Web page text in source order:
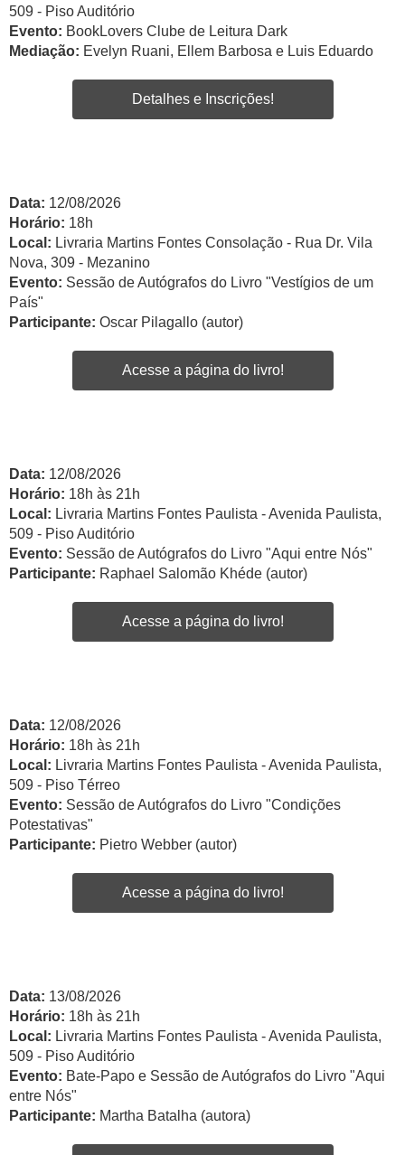
509 - Piso Auditório
Evento: BookLovers Clube de Leitura Dark
Mediação: Evelyn Ruani, Ellem Barbosa e Luis Eduardo
Detalhes e Inscrições!
Data: 12/08/2026
Horário: 18h
Local: Livraria Martins Fontes Consolação - Rua Dr. Vila
Nova, 309 - Mezanino
Evento: Sessão de Autógrafos do Livro "Vestígios de um
País"
Participante: Oscar Pilagallo (autor)
Acesse a página do livro!
Data: 12/08/2026
Horário: 18h às 21h
Local: Livraria Martins Fontes Paulista - Avenida Paulista,
509 - Piso Auditório
Evento: Sessão de Autógrafos do Livro "Aqui entre Nós"
Participante: Raphael Salomão Khéde (autor)
Acesse a página do livro!
Data: 12/08/2026
Horário: 18h às 21h
Local: Livraria Martins Fontes Paulista - Avenida Paulista,
509 - Piso Térreo
Evento: Sessão de Autógrafos do Livro "Condições
Potestativas"
Participante: Pietro Webber (autor)
Acesse a página do livro!
Data: 13/08/2026
Horário: 18h às 21h
Local: Livraria Martins Fontes Paulista - Avenida Paulista,
509 - Piso Auditório
Evento: Bate-Papo e Sessão de Autógrafos do Livro "Aqui
entre Nós"
Participante: Martha Batalha (autora)